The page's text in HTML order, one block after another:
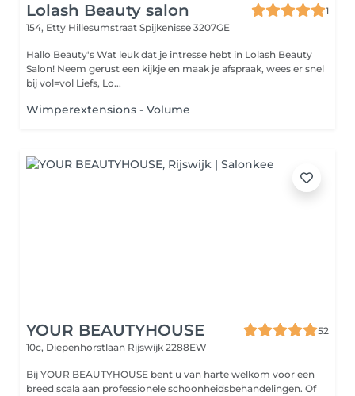
Lolash Beauty salon
1
154, Etty Hillesumstraat Spijkenisse 3207GE
Hallo Beauty's Wat leuk dat je intresse hebt in Lolash Beauty
Salon! Neem gerust een kijkje en maak je afspraak, wees er snel
bij vol=vol Liefs, Lo...
Wimperextensions - Volume
YOUR BEAUTYHOUSE
52
10c, Diepenhorstlaan Rijswijk 2288EW
Bij YOUR BEAUTYHOUSE bent u van harte welkom voor een
breed scala aan professionele schoonheidsbehandelingen. Of